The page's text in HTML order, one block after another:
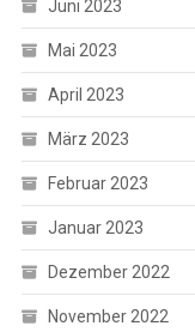
Juni 2023
Mai 2023
April 2023
März 2023
Februar 2023
Januar 2023
Dezember 2022
November 2022